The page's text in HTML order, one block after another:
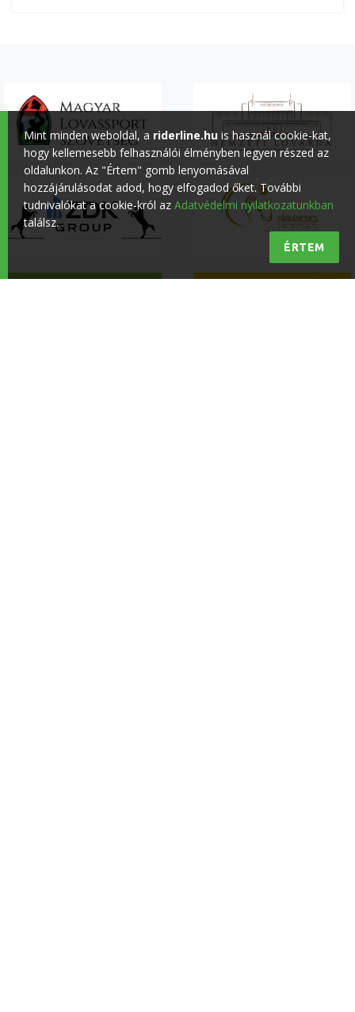
Mint minden weboldal, a riderline.hu is használ cookie-kat,
hogy kellemesebb felhasználói élményben legyen részed az
oldalunkon. Az "Értem" gomb lenyomásával
hozzájárulásodat adod, hogy elfogadod őket. További
tudnivalókat a cookie-król az Adatvédelmi nyilatkozatunkban
találsz.
ÉRTEM